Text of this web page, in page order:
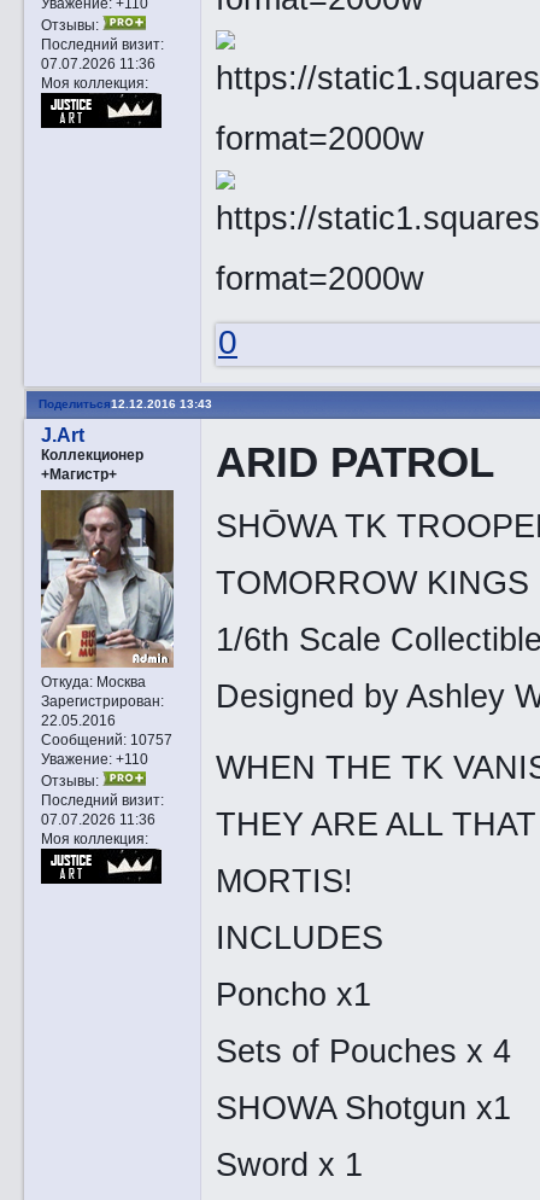
Уважение: +110
Отзывы:
Последний визит:
07.07.2026 11:36
Моя коллекция:
0
Поделиться12.12.2016 13:43
J.Art
Коллекционер
+Магистр+
Откуда:Москва
Зарегистрирован:
22.05.2016
Сообщений:10757
Уважение: +110
Отзывы:
Последний визит:
07.07.2026 11:36
Моя коллекция:
ARID PATROL
SHŌWA TK
TOMORROW KINGS
1/6th Scale
Designed by Ashley
WHEN THE TK
THEY ARE ALL
MORTIS!
INCLUDES
Poncho x1
Sets of Pouches x 4
SHOWA Shotgun x1
Sword x 1